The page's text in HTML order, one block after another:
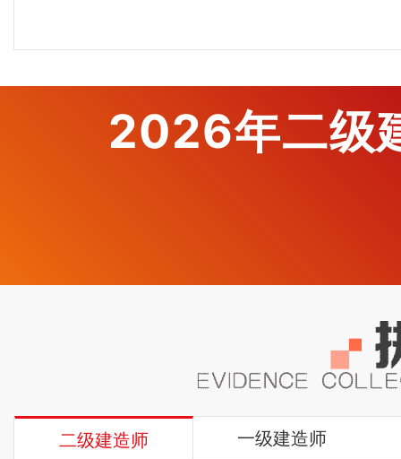
2026年二级
二级建造师 一级建造师